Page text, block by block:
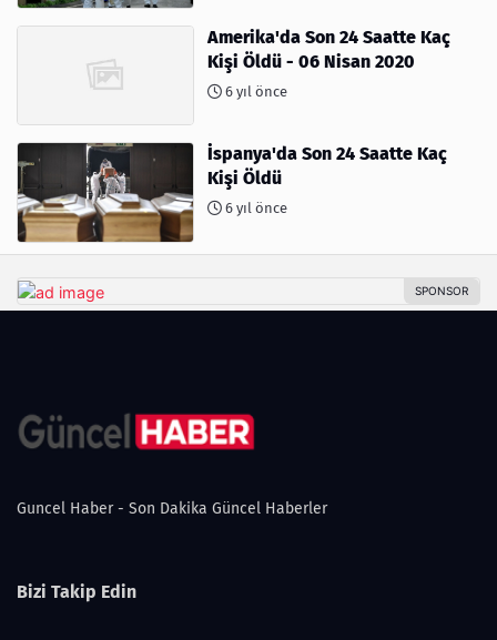
Amerika'da Son 24 Saatte Kaç
Kişi Öldü - 06 Nisan 2020
6 yıl önce
İspanya'da Son 24 Saatte Kaç
Kişi Öldü
6 yıl önce
Guncel Haber - Son Dakika Güncel Haberler
Bizi Takip Edin